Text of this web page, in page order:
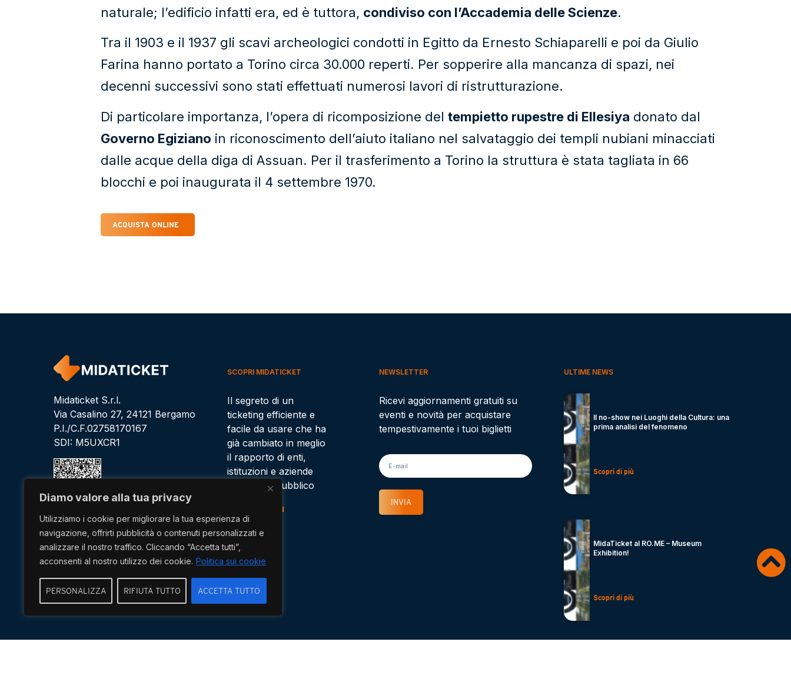
Diamo valore alla tua privacy
Utilizziamo i cookie per migliorare la tua esperienza di
navigazione, offrirti pubblicità o contenuti personalizzati e
analizzare il nostro traffico. Cliccando “Accetta tutti”,
acconsenti al nostro utilizzo dei cookie. Politica sui cookie
PERSONALIZZA RIFIUTA TUTTO ACCETTA TUTTO
naturale; l’edificio infatti era, ed è tuttora, condiviso con l’Accademia delle Scienze.
Tra il 1903 e il 1937 gli scavi archeologici condotti in Egitto da Ernesto Schiaparelli e poi da Giulio
Farina hanno portato a Torino circa 30.000 reperti. Per sopperire alla mancanza di spazi, nei
decenni successivi sono stati effettuati numerosi lavori di ristrutturazione.
Di particolare importanza, l’opera di ricomposizione deltempietto rupestre di Ellesiya donato dal
Governo Egiziano in riconoscimento dell’aiuto italiano nel salvataggio dei templi nubiani minacciati
dalle acque della diga di Assuan. Per il trasferimento a Torino la struttura è stata tagliata in 66
blocchi e poi inaugurata il 4 settembre 1970.
ACQUISTA ONLINE
Midaticket S.r.l.
Via Casalino 27, 24121 Bergamo
P.I./C.F.02758170167
SDI: M5UXCR1
SCOPRI MIDATICKET
Il segreto di un
ticketing efficiente e
facile da usare che ha
già cambiato in meglio
il rapporto di enti,
istituzioni e aziende
con il loro pubblico
Scopri di più
NEWSLETTER
Ricevi aggiornamenti gratuiti su
eventi e novità per acquistare
tempestivamente i tuoi biglietti
INVIA
ULTIME NEWS
Il no-show nei Luoghi della Cultura: una
prima analisi del fenomeno
Scopri di più
MidaTicket al RO.ME – Museum
Exhibition!
Scopri di più